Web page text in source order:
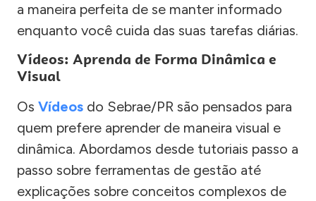
a maneira perfeita de se manter informado
enquanto você cuida das suas tarefas diárias.
Vídeos: Aprenda de Forma Dinâmica e
Visual
Os Vídeos do Sebrae/PR são pensados para
quem prefere aprender de maneira visual e
dinâmica. Abordamos desde tutoriais passo a
passo sobre ferramentas de gestão até
explicações sobre conceitos complexos de